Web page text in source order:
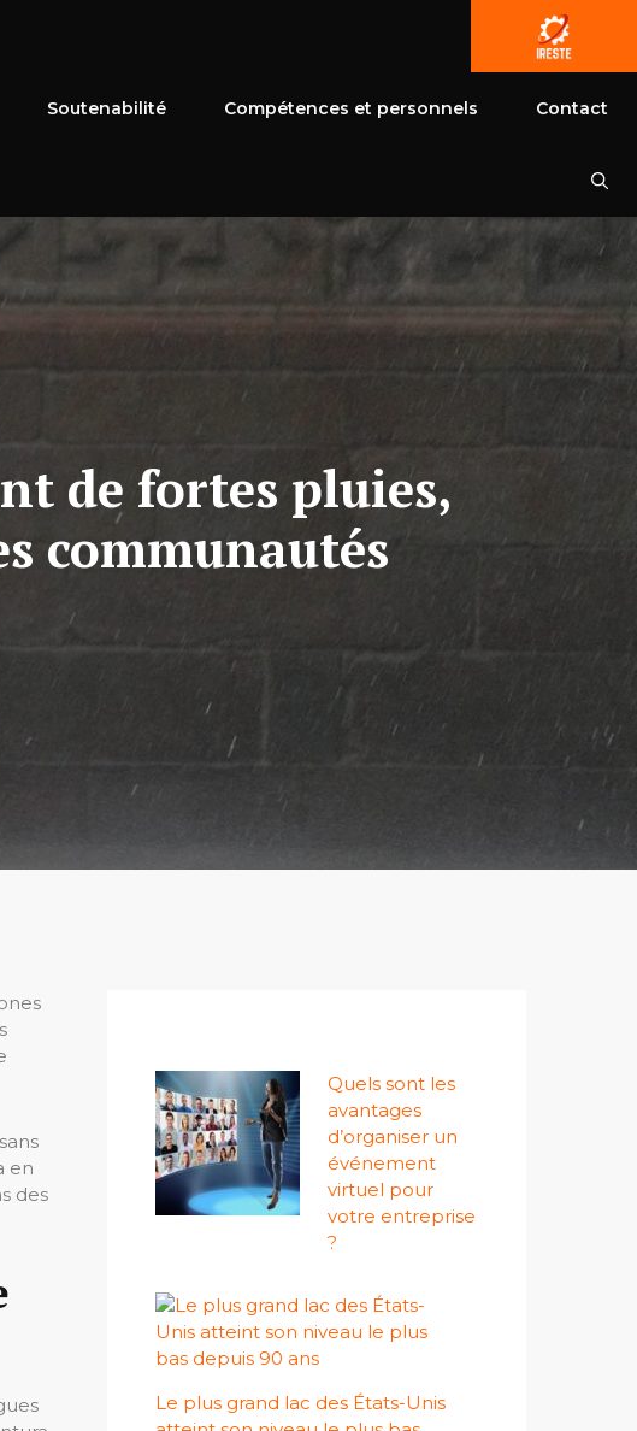
Soutenabilité Compétences et personnels Contact
de fortes pluies,
communautés
en
des
Quels sont les
avantages
d’organiser un
événement
virtuel pour
votre entreprise
?
Le plus grand lac des États-Unis